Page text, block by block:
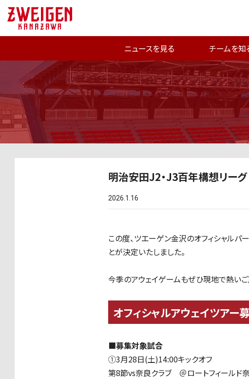
ニュースを見る チームを知
明治安田J2・J3百年構想リーグ
2026.1.16
この度、ツエーゲン金沢のオフィシャルパ
とが決定いたしました。
今季のアウェイゲームもぜひ現地で熱いご
オフィシャルアウェイツアー
■募集対象試合
①3月28日(土)14:00キックオフ
第8節vs奈良クラブ ＠ロートフィールド